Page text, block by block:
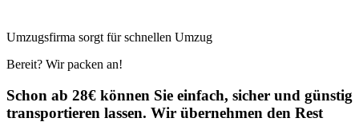
Umzugsfirma sorgt für schnellen Umzug
Bereit? Wir packen an!
Schon ab 28€ können Sie einfach, sicher und günstig
transportieren lassen. Wir übernehmen den Rest